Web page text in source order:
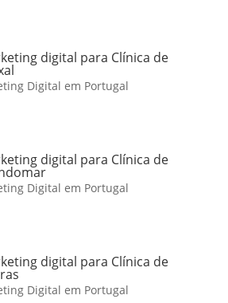
digital para Clínica de
Digital em Portugal
digital para Clínica de
Digital em Portugal
digital para Clínica de
Digital em Portugal